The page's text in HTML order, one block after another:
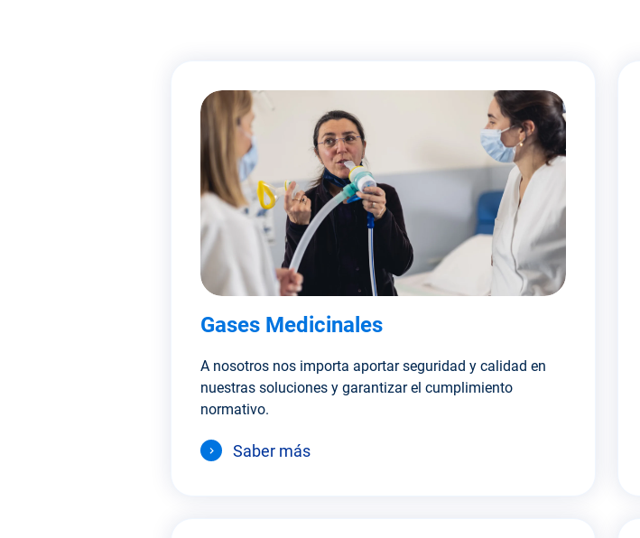
Gases Medicinales
A nosotros nos importa aportar seguridad y calidad en
nuestras soluciones y garantizar el cumplimiento
normativo.
Saber más